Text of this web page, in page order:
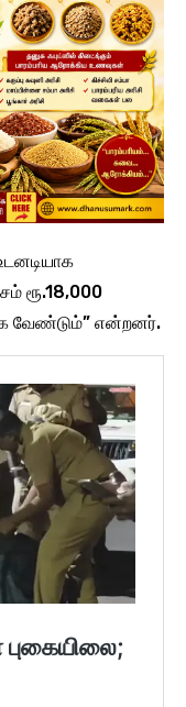
ரூ.18,000
வேண்டும்” என்றனர்.